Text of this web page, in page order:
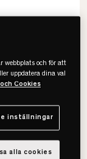
webbplats och för att
uppdatera dina val
Cookies
inställningar
alla cookies